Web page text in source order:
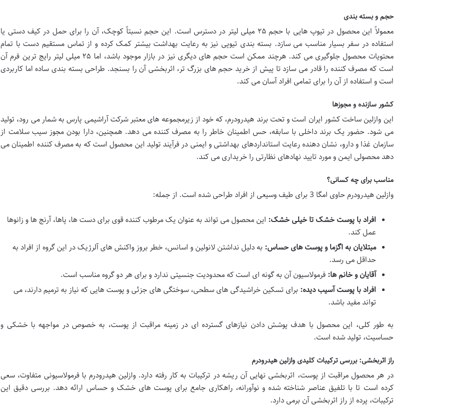
حجم و بسته بندی
معمولاً این محصول در تیوپ هایی با حجم ۲۵ میلی لیتر در دسترس است. این حجم نسبتاً کوچک، آن را برای حمل در کیف دستی یا
استفاده در سفر بسیار مناسب می سازد. بسته بندی تیوپی نیز به رعایت بهداشت بیشتر کمک کرده و از تماس مستقیم دست با تمام
محتویات محصول جلوگیری می کند. هرچند ممکن است حجم های دیگری نیز در بازار موجود باشد، اما ۲۵ میلی لیتر رایج ترین فرم آن
است که مصرف کننده را قادر می سازد تا پیش از خرید حجم های بزرگ تر، اثربخشی آن را بسنجد. طراحی بسته بندی ساده اما کاربردی
است و استفاده از آن را برای تمامی افراد آسان می کند.
کشور سازنده و مجوزها
این وازلین ساخت کشور ایران است و تحت برند هیدرودرم، که خود از زیرمجموعه های معتبر شرکت آراشیمی پارس به شمار می رود، تولید
می شود. حضور یک برند داخلی با سابقه، حس اطمینان خاطر را به مصرف کننده می دهد. همچنین، دارا بودن مجوز سیب سلامت از
سازمان غذا و دارو، نشان دهنده رعایت استانداردهای بهداشتی و ایمنی در فرآیند تولید این محصول است که به مصرف کننده اطمینان می
دهد محصولی ایمن و مورد تایید نهادهای نظارتی را خریداری می کند.
مناسب برای چه کسانی؟
وازلین هیدرودرم حاوی امگا 3 برای طیف وسیعی از افراد طراحی شده است. از جمله:
افراد با پوست خشک تا خیلی خشک: این محصول می تواند به عنوان یک مرطوب کننده قوی برای دست ها، پاها، آرنج ها و زانوها
عمل کند.
مبتلایان به اگزما و پوست های حساس: به دلیل نداشتن لانولین و اسانس، خطر بروز واکنش های آلرژیک در این گروه از افراد به
حداقل می رسد.
آقایان و خانم ها: فرمولاسیون آن به گونه ای است که محدودیت جنسیتی ندارد و برای هر دو گروه مناسب است.
افراد با پوست آسیب دیده: برای تسکین خراشیدگی های سطحی، سوختگی های جزئی و پوست هایی که نیاز به ترمیم دارند، می
تواند مفید باشد.
به طور کلی، این محصول با هدف پوشش دادن نیازهای گسترده ای در زمینه مراقبت از پوست، به خصوص در مواجهه با خشکی و
حساسیت، تولید شده است.
راز اثربخشی: بررسی ترکیبات کلیدی وازلین هیدرودرم
در هر محصول مراقبت از پوست، اثربخشی نهایی آن ریشه در ترکیبات به کار رفته دارد. وازلین هیدرودرم با فرمولاسیونی متفاوت، سعی
کرده است تا با تلفیق عناصر شناخته شده و نوآورانه، راهکاری جامع برای پوست های خشک و حساس ارائه دهد. بررسی دقیق این
ترکیبات، پرده از راز اثربخشی آن برمی دارد.